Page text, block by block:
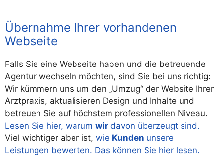
Übernahme Ihrer vorhandenen
Webseite
Falls Sie eine Webseite haben und die betreuende
Agentur wechseln möchten, sind Sie bei uns richtig:
Wir kümmern uns um den „Umzug“ der Website Ihrer
Arztpraxis, aktualisieren Design und Inhalte und
betreuen Sie auf höchstem professionellen Niveau.
Lesen Sie hier, warum wir davon überzeugt sind.
Viel wichtiger aber ist, wie Kunden unsere
Leistungen bewerten. Das können Sie hier lesen.